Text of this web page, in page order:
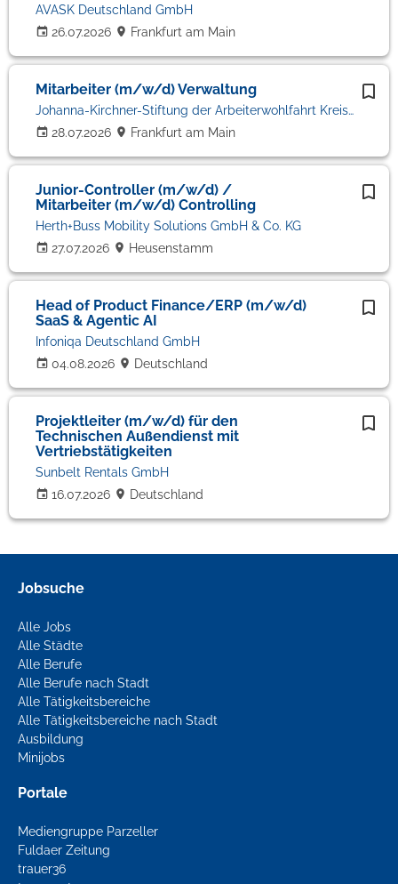
26.07.2026
AVASK Deutschland GmbH
Frankfurt am Main
Mitarbeiter (m/w/d) Verwaltung
28.07.2026
Johanna-Kirchner-Stiftung der Arbeiterwohlfahrt Kreisverband Frankfurt am Main e.V.
Frankfurt am Main
Junior-Controller (m/w/d) /
Mitarbeiter (m/w/d) Controlling
27.07.2026
Herth+Buss Mobility Solutions GmbH & Co. KG
Heusenstamm
Head of Product Finance/ERP (m/w/d)
SaaS & Agentic AI
04.08.2026
Infoniqa Deutschland GmbH
Deutschland
Projektleiter (m/w/d) für den
Technischen Außendienst mit
Vertriebstätigkeiten
16.07.2026
Sunbelt Rentals GmbH
Deutschland
Jobsuche
Alle Jobs
Alle Städte
Alle Berufe
Alle Berufe nach Stadt
Alle Tätigkeitsbereiche
Alle Tätigkeitsbereiche nach Stadt
Ausbildung
Minijobs
Portale
Mediengruppe Parzeller
Fuldaer Zeitung
trauer36